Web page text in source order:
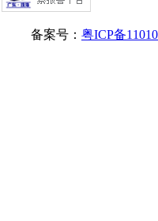
备案号： 粤ICP备